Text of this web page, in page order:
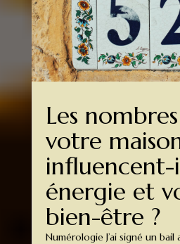
Les
votre
énergie et
bien-être ?
Numérologie J’ai signé un bail